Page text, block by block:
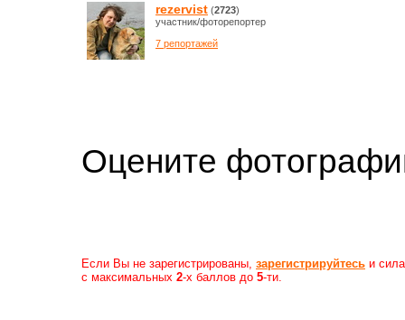
rezervist (2723)
участник/фоторепортер
7 репортажей
Оцените
Если Вы не зарегистрированы, зарегистрируйтесь и
с максимальных 2-х баллов до 5-ти.